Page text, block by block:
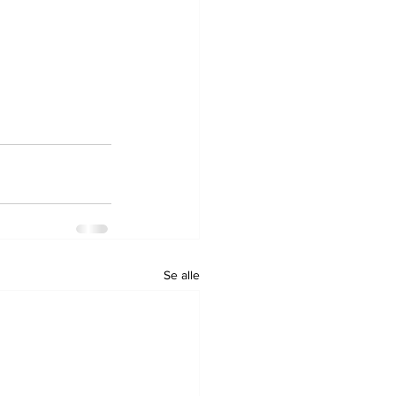
Se alle